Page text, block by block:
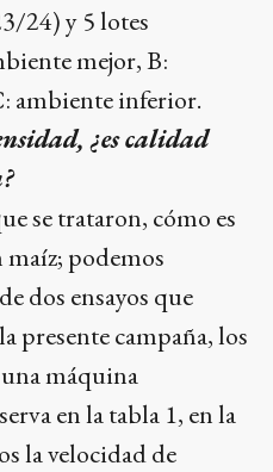
24) y 5 lotes
mejor, B:
ambiente inferior.
¿es calidad
se trataron, cómo es
maíz; podemos
dos ensayos que
presente campaña, los
máquina
en la tabla 1, en la
la velocidad de